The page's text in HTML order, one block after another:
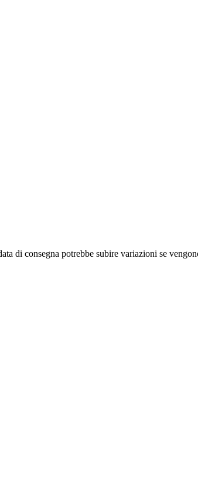
di consegna potrebbe subire variazioni se